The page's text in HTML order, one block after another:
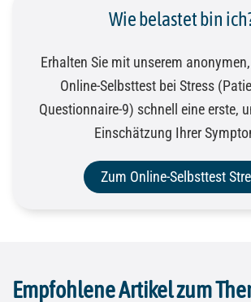
Wie belastet bin
Erhalten Sie mit unserem
Online-Selbsttest bei Stress (
Questionnaire-9) schnell eine erste,
Einschätzung Ihrer
Zum Online-Selbsttest
Empfohlene Artikel zum